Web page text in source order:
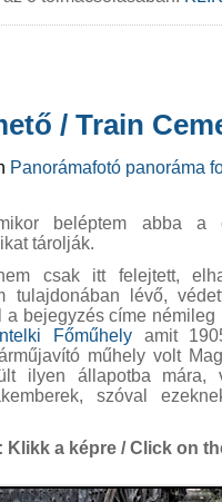
/ Train
Panorámafotó panoráma
beléptem abba a
tárolják.
csak itt felejtett,
tulajdonában lévő,
a bejegyzés címe
Főműhelyamit
műhely volt
ilyen állapotba mára,
szóval
Klikk a képre / Click on